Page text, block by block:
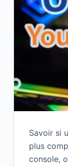
Savoir si
plus
console,